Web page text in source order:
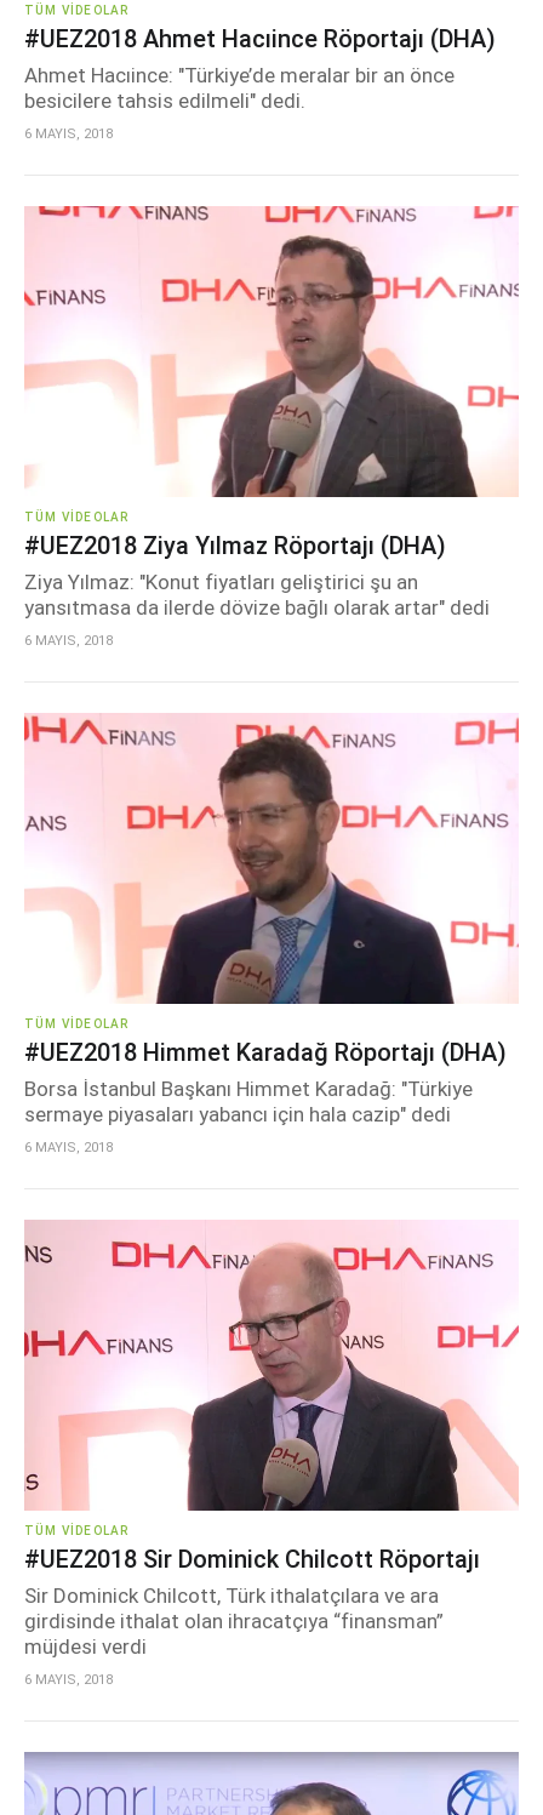
TÜM VIDEOLAR
#UEZ2018 Ahmet Hacıince Röportajı (DHA)
Ahmet Hacıince: "Türkiye’de meralar bir an önce
besicilere tahsis edilmeli" dedi.
6 MAYIS, 2018
TÜM VIDEOLAR
#UEZ2018 Ziya Yılmaz Röportajı (DHA)
Ziya Yılmaz: "Konut fiyatları geliştirici şu an
yansıtmasa da ilerde dövize bağlı olarak artar" dedi
6 MAYIS, 2018
TÜM VIDEOLAR
#UEZ2018 Himmet Karadağ Röportajı (DHA)
Borsa İstanbul Başkanı Himmet Karadağ: "Türkiye
sermaye piyasaları yabancı için hala cazip" dedi
6 MAYIS, 2018
TÜM VIDEOLAR
#UEZ2018 Sir Dominick Chilcott Röportajı
Sir Dominick Chilcott, Türk ithalatçılara ve ara
girdisinde ithalat olan ihracatçıya “finansman”
müjdesi verdi
6 MAYIS, 2018